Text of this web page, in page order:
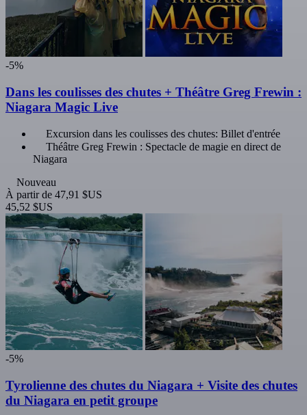
-5%
Dans les coulisses des chutes + Théâtre Greg Frewin :
Niagara Magic Live
Excursion dans les coulisses des chutes: Billet d'entrée
Théâtre Greg Frewin : Spectacle de magie en direct de
Niagara
Nouveau
À partir de 47,91 $US
45,52 $US
-5%
Tyrolienne des chutes du Niagara + Visite des chutes
du Niagara en petit groupe